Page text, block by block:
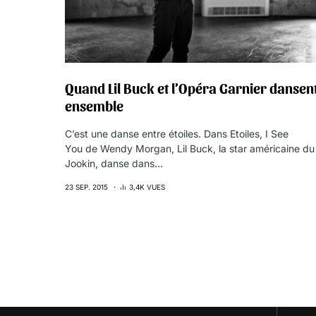
Quand Lil Buck et l’Opéra Garnier
ensemble
C’est une danse entre étoiles. Dans Etoiles, I See
You de Wendy Morgan, Lil Buck, la star américaine du
Jookin, danse dans…
23 SEP. 2015 3,4K VUES